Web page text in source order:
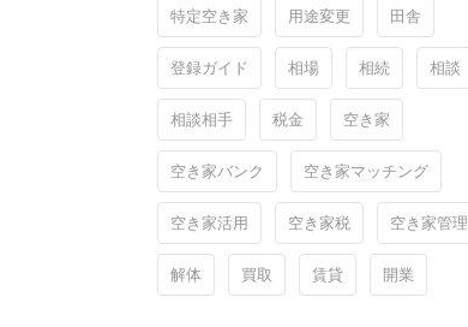
特定空き家 用途変更 田舎
登録ガイド 相場 相続 相談
相談相手 税金 空き家
空き家バンク 空き家マッチング
空き家活用 空き家税 空き家管理
解体 買取 賃貸 開業